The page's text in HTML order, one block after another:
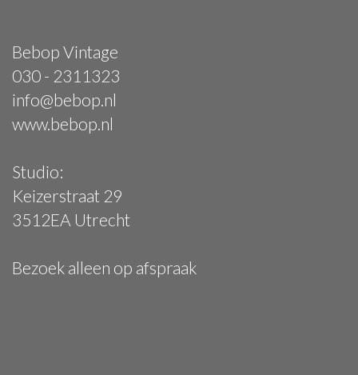
Bebop Vintage
030 - 2311323
info@bebop.nl
www.bebop.nl
Studio:
Keizerstraat 29
3512EA Utrecht
Bezoek alleen op afspraak